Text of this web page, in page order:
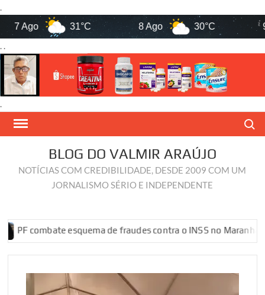
.
31°C 8 Ago 30°C 9 Ago
. .
.
Skip
BLOG DO VALMIR ARAÚJO
NOTÍCIAS COM CREDIBILIDADE, DESDE 2009 COM UM
JORNALISMO SÉRIO E INDEPENDENTE
esquema de fraudes contra o INSS no Maranhão PF